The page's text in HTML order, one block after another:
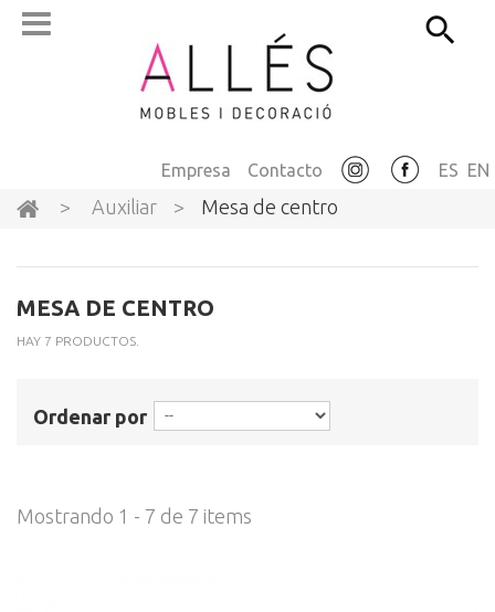
ES EN
Contacto
Empresa
> Auxiliar > Mesa de centro
MESA DE CENTRO
HAY 7 PRODUCTOS.
Ordenar por
Mostrando 1 - 7 de 7 items